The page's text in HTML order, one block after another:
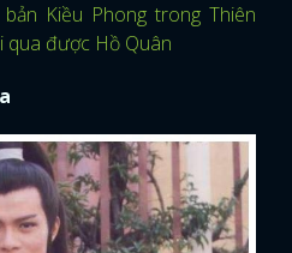
Kiều Phong trong Thiên
qua được Hồ Quân